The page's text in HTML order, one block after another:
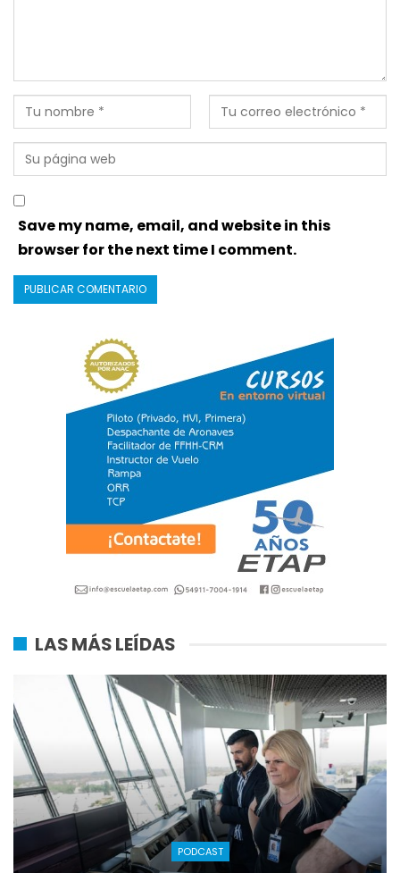
Save my name, email, and website in this
browser for the next time I comment.
LAS MÁS LEÍDAS
PODCAST